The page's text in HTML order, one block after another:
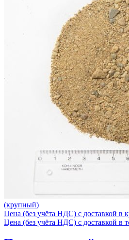
(крупный)
Цена (без учёта НДС) с доставкой в
Цена (без учёта НДС) с доставкой в